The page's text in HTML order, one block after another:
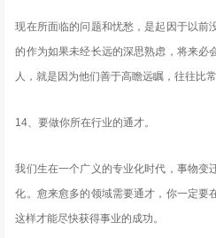
现在所面临的问题和忧愁，是起因于以前
的作为如果未经长远的深思熟虑，将来必
人，就是因为他们善于高瞻远瞩，往往比
14、要做你所在行业的通才。
我们生在一个广义的专业化时代，事物变
化。愈来愈多的领域需要通才，你一定要
这样才能尽快获得事业的成功。